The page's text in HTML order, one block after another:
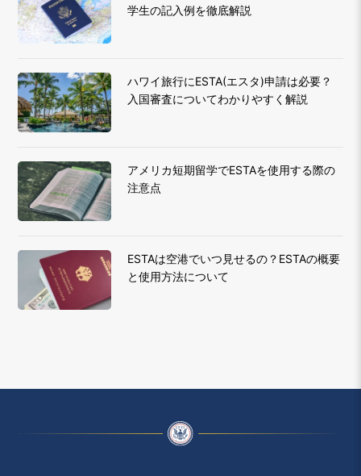
学生の記入例を徹底解説
ハワイ旅行にESTA(エスタ)申請は必要？
入国審査についてわかりやすく解説
アメリカ短期留学でESTAを使用する際の
注意点
ESTAは空港でいつ見せるの？ESTAの概要
と使用方法について